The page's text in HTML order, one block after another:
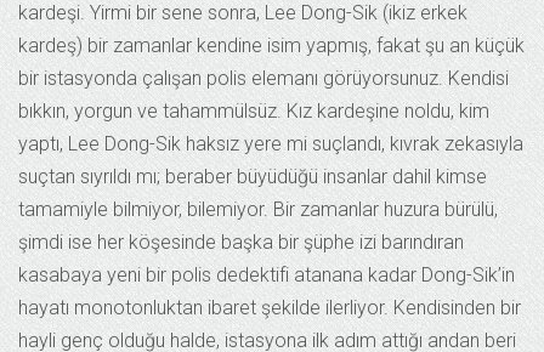
kardeşi. Yirmi bir sene sonra, Lee Dong-Sik (ikiz erkek
kardeş) bir zamanlar kendine isim yapmış, fakat şu an küçük
bir istasyonda çalışan polis elemanı görüyorsunuz. Kendisi
bıkkın, yorgun ve tahammülsüz. Kız kardeşine noldu, kim
yaptı, Lee Dong-Sik haksız yere mi suçlandı, kıvrak zekasıyla
suçtan sıyrıldı mı; beraber büyüdüğü insanlar dahil kimse
tamamiyle bilmiyor, bilemiyor. Bir zamanlar huzura bürülü,
şimdi ise her köşesinde başka bir şüphe izi barındıran
kasabaya yeni bir polis dedektifi atanana kadar Dong-Sik’in
hayatı monotonluktan ibaret şekilde ilerliyor. Kendisinden bir
hayli genç olduğu halde, istasyona ilk adım attığı andan beri